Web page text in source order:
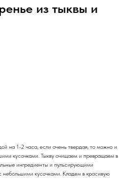
из тыквы и
на 1-2 часа, если очень твердая, то можно и
кусочками. Тыкву очищаем и превращаем в
ингредиенты и пульсирующими
кусочками. Кладем в красивую